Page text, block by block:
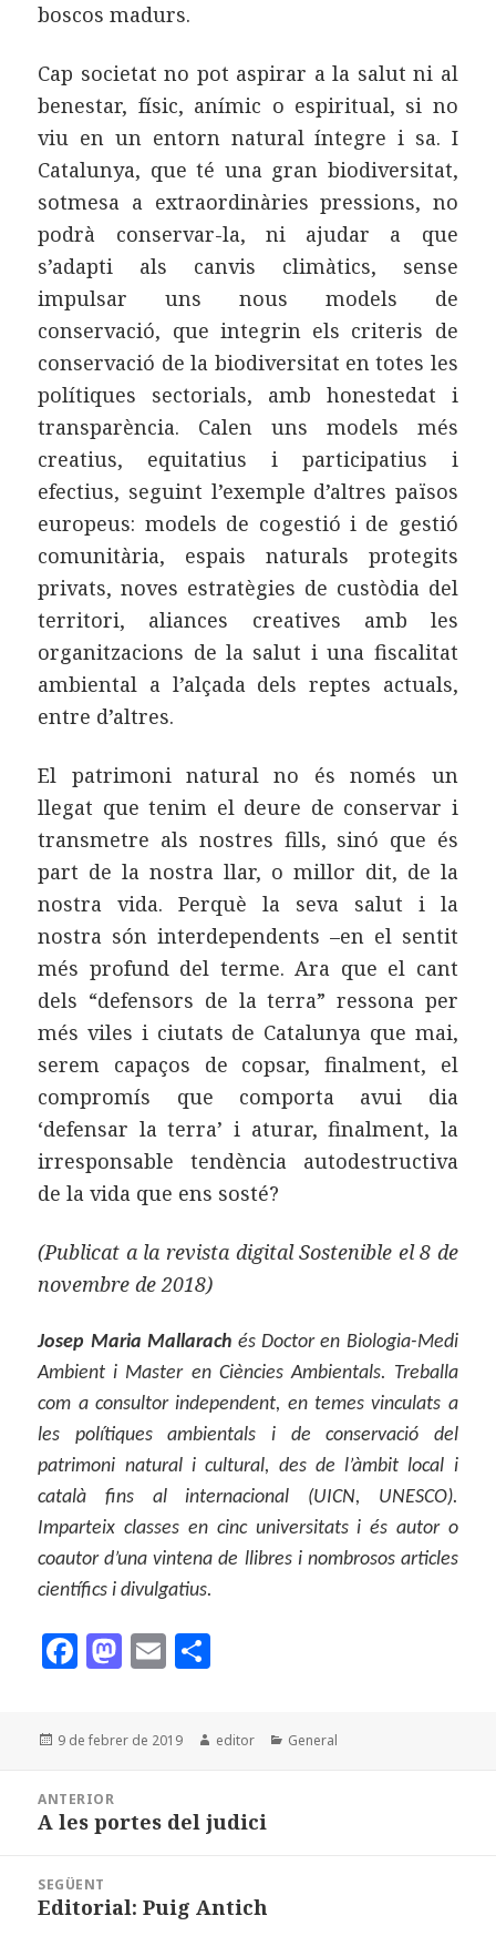
boscos madurs.
Cap societat no pot aspirar a la salut ni al
benestar, físic, anímic o espiritual, si no
viu en un entorn natural íntegre i sa. I
Catalunya, que té una gran biodiversitat,
sotmesa a extraordinàries pressions, no
podrà conservar-la, ni ajudar a que
s’adapti als canvis climàtics, sense
impulsar uns nous models de
conservació, que integrin els criteris de
conservació de la biodiversitat en totes les
polítiques sectorials, amb honestedat i
transparència. Calen uns models més
creatius, equitatius i participatius i
efectius, seguint l’exemple d’altres països
europeus: models de cogestió i de gestió
comunitària, espais naturals protegits
privats, noves estratègies de custòdia del
territori, aliances creatives amb les
organitzacions de la salut i una fiscalitat
ambiental a l’alçada dels reptes actuals,
entre d’altres.
El patrimoni natural no és només un
llegat que tenim el deure de conservar i
transmetre als nostres fills, sinó que és
part de la nostra llar, o millor dit, de la
nostra vida. Perquè la seva salut i la
nostra són interdependents –en el sentit
més profund del terme. Ara que el cant
dels “defensors de la terra” ressona per
més viles i ciutats de Catalunya que mai,
serem capaços de copsar, finalment, el
compromís que comporta avui dia
‘defensar la terra’ i aturar, finalment, la
irresponsable tendència autodestructiva
de la vida que ens sosté?
(Publicat a la revista digital Sostenible el 8 de
novembre de 2018)
Josep Maria Mallarach és Doctor en Biologia-Medi
Ambient i Master en Ciències Ambientals. Treballa
com a consultor independent, en temes vinculats a
les polítiques ambientals i de conservació del
patrimoni natural i cultural, des de l’àmbit local i
català fins al internacional (UICN, UNESCO).
Imparteix classes en cinc universitats i és autor o
coautor d’una vintena de llibres i nombrosos articles
científics i divulgatius.
F
c
e
b
o
k
M
to
d
n
E
l
m
p
rt
x
Publicat
9 de febrer de 2019 Autor
editor Categories
General
d'entrades
ANTERIOR
Entrada
A les portes del judici
SEGÜENT
Entrada
Editorial: Puig Antich